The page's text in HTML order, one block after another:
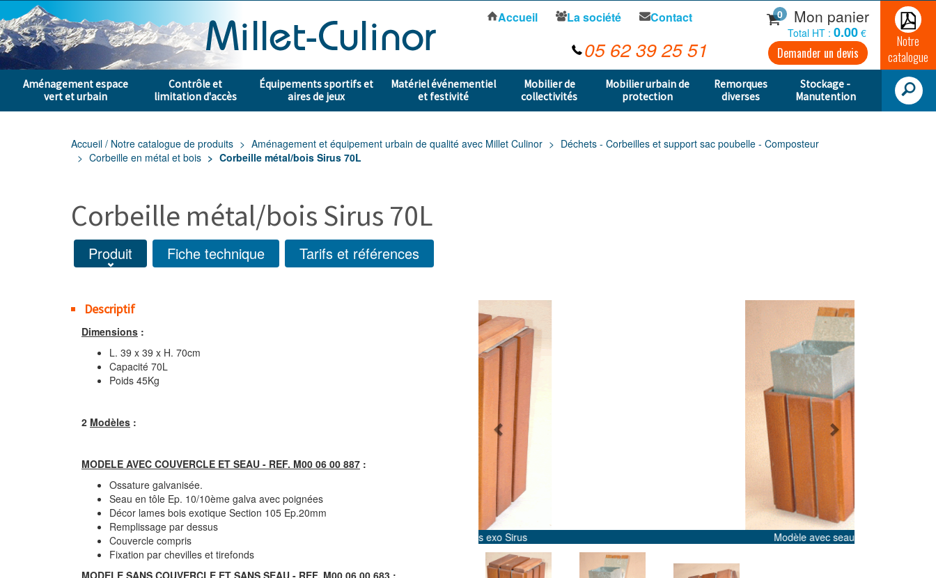
Aménagement espace
vert et urbain
Contrôle et
limitation d'accès
Équipements sportifs et
aires de jeux
Matériel événementiel
et festivité
Mobilier de
collectivités
Mobilier urbain de
protection
Remorques
diverses
Stockage -
Manutention
Accueil La société Contact
05 62 39 25 51
0 Mon panier
Total HT : 0.00 €
Demander un devis
Notre
catalogue
Accueil / Notre catalogue de produits Aménagement et équipement urbain de qualité avec Millet Culinor
Déchets - Corbeilles et support sac poubelle - Composteur
Corbeille en métal et bois
Corbeille métal/bois Sirus 70L
Corbeille métal/bois Sirus 70L
Produit Fiche technique Tarifs et références
Descriptif
Dimensions :
L. 39 x 39 x H. 70cm
Capacité 70L
Poids 45Kg
2 Modèles :
MODELE AVEC COUVERCLE ET SEAU - REF. M00 06 00 887 :
Ossature galvanisée.
Seau en tôle Ep. 10/10ème galva avec poignées
Décor lames bois exotique Section 105 Ep.20mm
Remplissage par dessus
Couvercle compris
Fixation par chevilles et tirefonds
MODELE SANS COUVERCLE ET SANS SEAU - REF. M00 06 00 683 :
Previous Next